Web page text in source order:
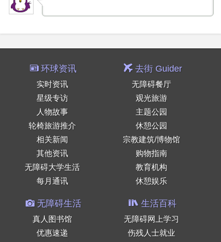
环球资讯
实时资讯
星级专访
人物故事
轮椅旅游推介
相关新闻
其他资讯
无障碍大学生活
每月通讯
去街 Guider
无障碍餐厅
观光旅游
主题公园
休憩公园
宗教建筑/博物馆
购物指南
教育机构
休憩娱乐
无障碍生活
真人图书馆
优惠速递
生活百科
无障碍网上学习
伤残人士就业